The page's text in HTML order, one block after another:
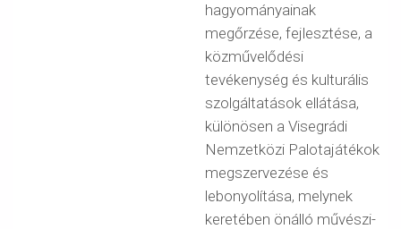
hagyományainak
megőrzése, fejlesztése, a
közművelődési
tevékenység és kulturális
szolgáltatások ellátása,
különösen a Visegrádi
Nemzetközi Palotajátékok
megszervezése és
lebonyolítása, melynek
keretében önálló művészi-